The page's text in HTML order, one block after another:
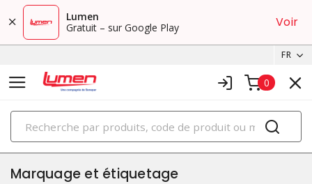
Lumen
Gratuit – sur Google Play
Voir
FR
0
PRODUITS
terminaison de fils et fournitures
Marquage et étiquetage